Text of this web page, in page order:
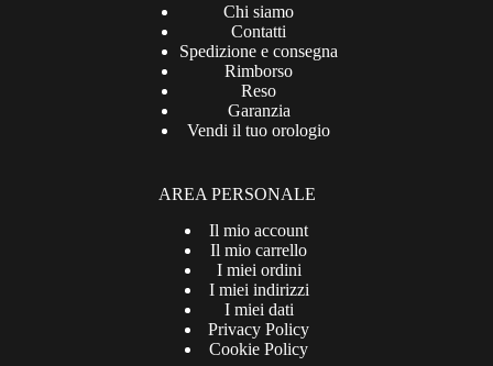
Chi siamo
Contatti
Spedizione e consegna
Rimborso
Reso
Garanzia
Vendi il tuo orologio
AREA PERSONALE
Il mio account
Il mio carrello
I miei ordini
I miei indirizzi
I miei dati
Privacy Policy
Cookie Policy